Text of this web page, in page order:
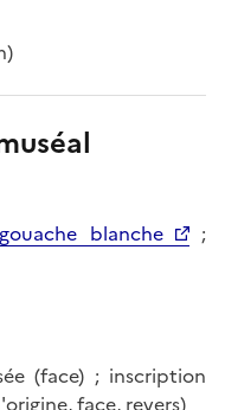
gouache blanche
;
(face) ; inscription
face, revers)